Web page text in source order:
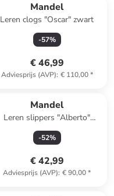
Mandel
Leren clogs "Oscar" zwart
-57%
€ 46,99
Adviesprijs (AVP): € 110,00*
Mandel
Leren slippers "Alberto"
lichtblauw
-52%
€ 42,99
Adviesprijs (AVP): € 90,00*